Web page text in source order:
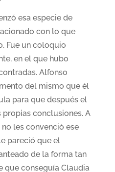
esa especie de
con lo que
Fue un coloquio
en el que hubo
Alfonso
del mismo que él
para que después el
conclusiones. A
les convenció ese
pareció que el
de la forma tan
que conseguía Claudia